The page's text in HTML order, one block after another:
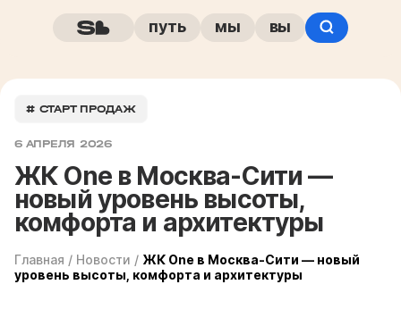
путь мы вы
# СТАРТ ПРОДАЖ
6 АПРЕЛЯ 2026
ЖК One в Москва-Сити —
новый уровень высоты,
комфорта и архитектуры
Главная / Новости / ЖК One в Москва-Сити — новый
уровень высоты, комфорта и архитектуры